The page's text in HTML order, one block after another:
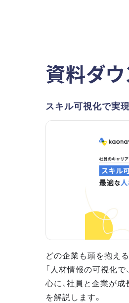
資料ダ
スキル可視化で実
どの企業も頭を抱え
「人材情報の可視化
心に、社員と企業が
を解説します。